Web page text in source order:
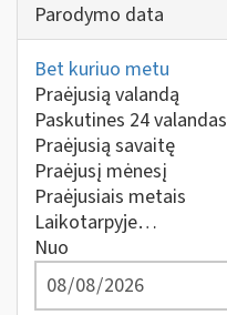
Parodymo data
Bet kuriuo metu
Praėjusią valandą
Paskutines 24 valandas
Praėjusią savaitę
Praėjusį mėnesį
Praėjusiais metais
Laikotarpyje…
Nuo